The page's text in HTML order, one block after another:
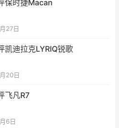
保时捷Macan
27日
凯迪拉克LYRIQ锐歌
20日
飞凡R7
6日